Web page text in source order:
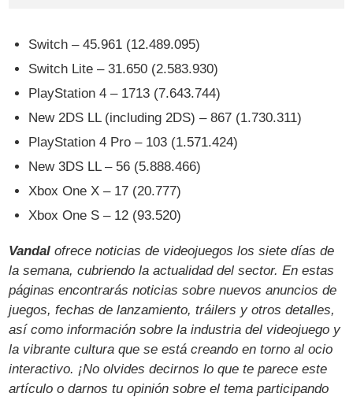
Switch – 45.961 (12.489.095)
Switch Lite – 31.650 (2.583.930)
PlayStation 4 – 1713 (7.643.744)
New 2DS LL (including 2DS) – 867 (1.730.311)
PlayStation 4 Pro – 103 (1.571.424)
New 3DS LL – 56 (5.888.466)
Xbox One X – 17 (20.777)
Xbox One S – 12 (93.520)
Vandal ofrece noticias de videojuegos los siete días de
la semana, cubriendo la actualidad del sector. En estas
páginas encontrarás noticias sobre nuevos anuncios de
juegos, fechas de lanzamiento, tráilers y otros detalles,
así como información sobre la industria del videojuego y
la vibrante cultura que se está creando en torno al ocio
interactivo. ¡No olvides decirnos lo que te parece este
artículo o darnos tu opinión sobre el tema participando